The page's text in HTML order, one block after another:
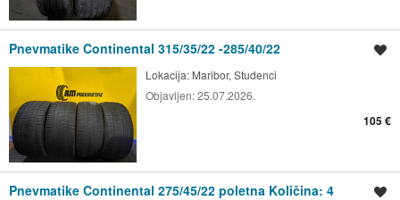
Pnevmatike Continental 315/35/22 -285/40/22
Lokacija: Maribor, Studenci
Objavljen:25.07.2026.
105 €
Pnevmatike Continental 275/45/22 poletna Količina: 4